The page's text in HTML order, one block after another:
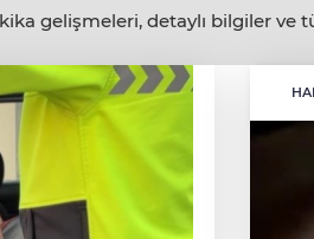
gelişmeleri, detaylı bilgiler ve